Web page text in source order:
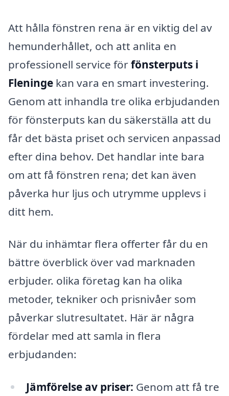
Att hålla fönstren rena är en viktig del av
hemunderhållet, och att anlita en
professionell service förfönsterputs i
Fleninge kan vara en smart investering.
Genom att inhandla tre olika erbjudanden
för fönsterputs kan du säkerställa att du
får det bästa priset och servicen anpassad
efter dina behov. Det handlar inte bara
om att få fönstren rena; det kan även
påverka hur ljus och utrymme upplevs i
ditt hem.
När du inhämtar flera offerter får du en
bättre överblick över vad marknaden
erbjuder. olika företag kan ha olika
metoder, tekniker och prisnivåer som
påverkar slutresultatet. Här är några
fördelar med att samla in flera
erbjudanden:
Jämförelse av priser: Genom att få tre